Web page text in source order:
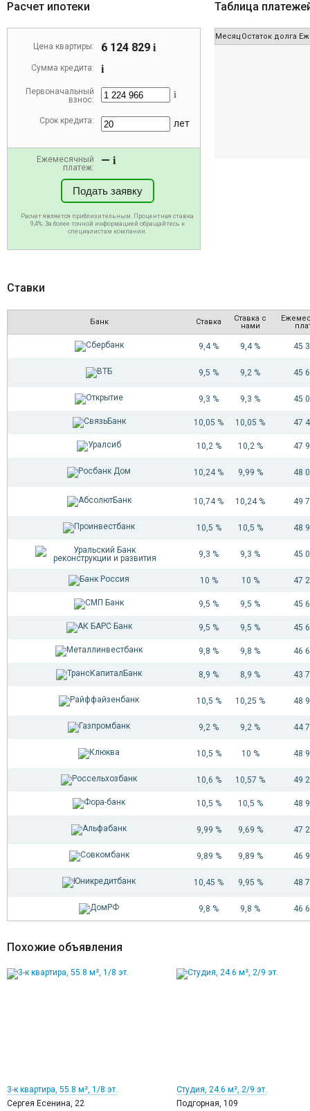
Расчет ипотеки
Цена квартиры: 6 124 829 i
Сумма кредита: i
Первоначальный
взнос:
i
Срок кредита: лет
Ежемесячный
платеж:
— i
Подать заявку
Расчет является приблизительным. Процентная ставка
9,4%. За более точной информацией обращайтесь к
специалистам компании.
Таблица
Месяц Остаток долга
Ставки
Банк Ставка
Ставка с
нами
9,4 % 9,4 % 45
9,5 % 9,2 % 45
9,3 % 9,3 % 45
10,05 % 10,05 % 47
10,2 % 10,2 % 47
10,24 % 9,99 % 48
10,74 % 10,24 % 49
10,5 % 10,5 % 48
9,3 % 9,3 % 45
10 % 10 % 47
9,5 % 9,5 % 45
9,5 % 9,5 % 45
9,8 % 9,8 % 46
8,9 % 8,9 % 43
10,5 % 10,25 % 48
9,2 % 9,2 % 44
10,5 % 10 % 48
10,6 % 10,57 % 49
10,5 % 10,5 % 48
9,99 % 9,69 % 47
9,89 % 9,89 % 46
10,45 % 9,95 % 48
9,8 % 9,8 % 46
Похожие объявления
3-к квартира, 55.8 м², 1/8 эт.
Сергея Есенина, 22
Студия, 24.6 м², 2/9 эт.
Подгорная, 109